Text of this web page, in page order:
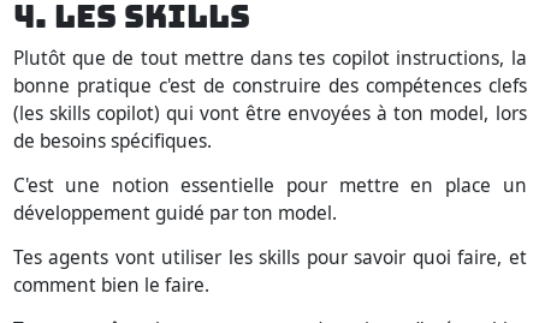
4. LES SKILLS
Plutôt que de tout mettre dans tes copilot instructions, la
bonne pratique c'est de construire des compétences clefs
(les skills copilot) qui vont être envoyées à ton model, lors
de besoins spécifiques.
C'est une notion essentielle pour mettre en place un
développement guidé par ton model.
Tes agents vont utiliser les skills pour savoir quoi faire, et
comment bien le faire.